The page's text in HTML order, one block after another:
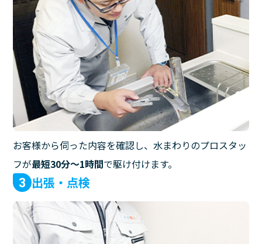
お客様から伺った内容を確認し、水まわりのプロスタッ
フが最短30分〜1時間で駆け付けます。
3 出張・点検